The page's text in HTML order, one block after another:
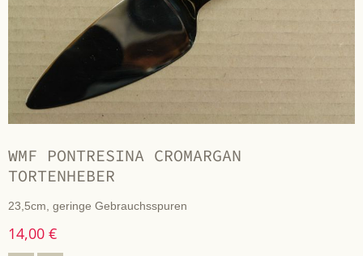
WMF PONTRESINA CROMARGAN
TORTENHEBER
23,5cm, geringe Gebrauchsspuren
14,00 €